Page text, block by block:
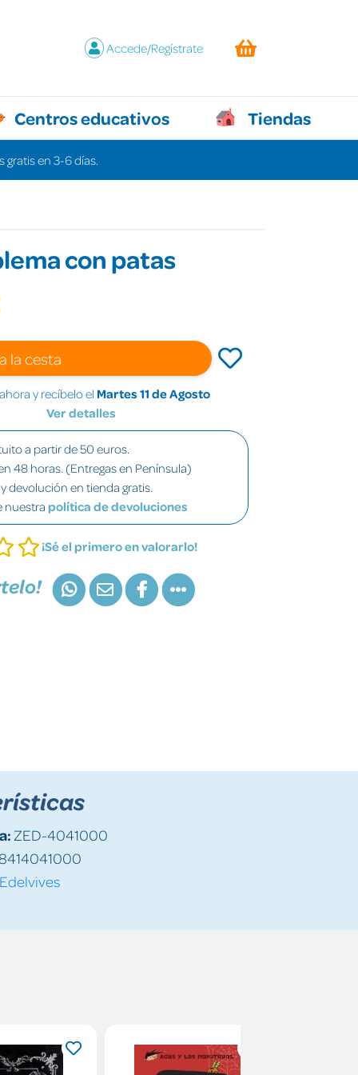
Accede/Regístrate
Centros educativos Tiendas
gratis en 3-6 días.
con patas
la cesta
y recíbelo el Martes 11 de Agosto
Ver detalles
a partir de 50 euros.
48 horas. (Entregas en Península)
devolución en tienda gratis.
nuestra política de devoluciones
¡Sé el primero en valorarlo!
ZED-4041000
Edelvives